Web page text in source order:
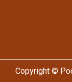
Copyright ©